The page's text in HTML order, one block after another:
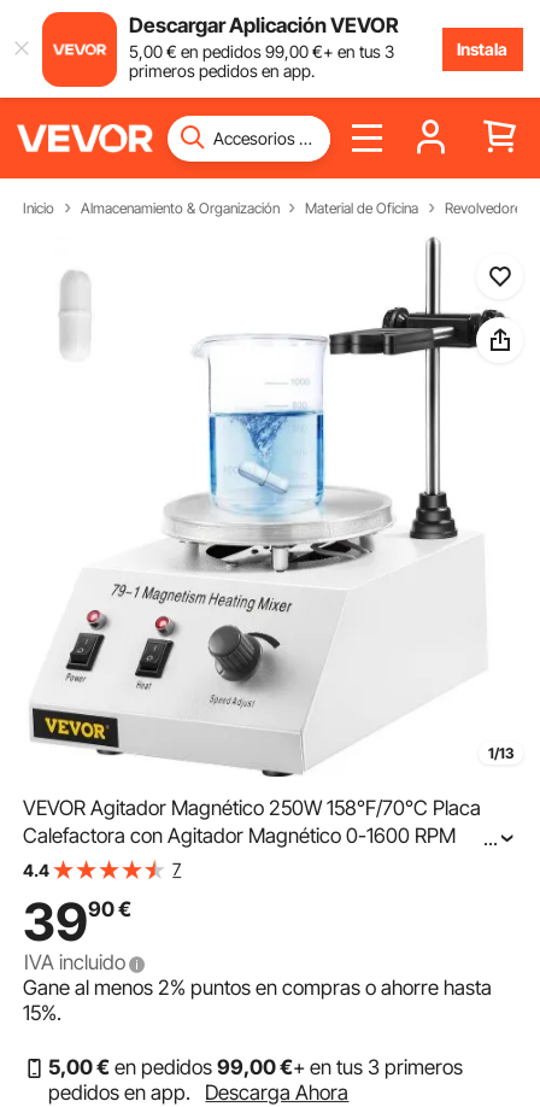
Descargar Aplicación VEVOR
5,00€ en pedidos99,00€+ en tus 3
primeros pedidos en app.
Instala
Inicio Almacenamiento & Organización Material de Oficina Revolvedores
1/13
VEVOR Agitador Magnético 250W 158°F/70°C Placa
Calefactora con Agitador Magnético 0-1600 RPM
Agitador Magnético de Laboratorio Ajustable de 1000
...
4.4 7
3990€
IVA incluido
Gane al menos2% puntos en compras o ahorre hasta
15%.
5,00€ en pedidos99,00€+ en tus 3 primeros
pedidos en app.
Descarga Ahora